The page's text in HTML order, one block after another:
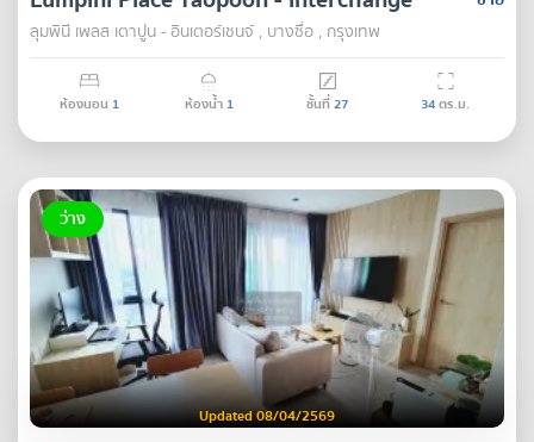
ลุมพินี เพลส เตาปูน - อินเตอร์เชนจ์ , บางซื่อ , กรุงเทพ
ห้องนอน 1 ห้องน้ำ 1 ชั้นที่27 34ตร.ม.
ว่าง
Updated 08/04/2569